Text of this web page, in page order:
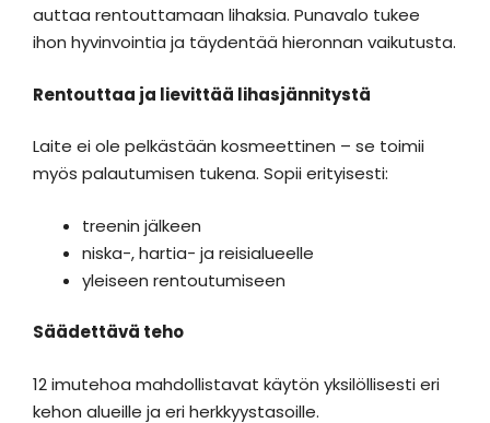
auttaa rentouttamaan lihaksia. Punavalo tukee
ihon hyvinvointia ja täydentää hieronnan vaikutusta.
Rentouttaa ja lievittää lihasjännitystä
Laite ei ole pelkästään kosmeettinen – se toimii
myös palautumisen tukena. Sopii erityisesti:
treenin jälkeen
niska-, hartia- ja reisialueelle
yleiseen rentoutumiseen
Säädettävä teho
12 imutehoa mahdollistavat käytön yksilöllisesti eri
kehon alueille ja eri herkkyystasoille.